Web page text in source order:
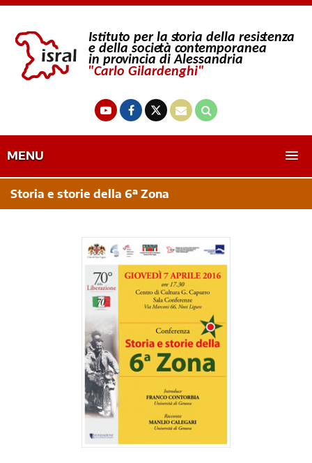
MENU
Storia e storie della 6ª Zona